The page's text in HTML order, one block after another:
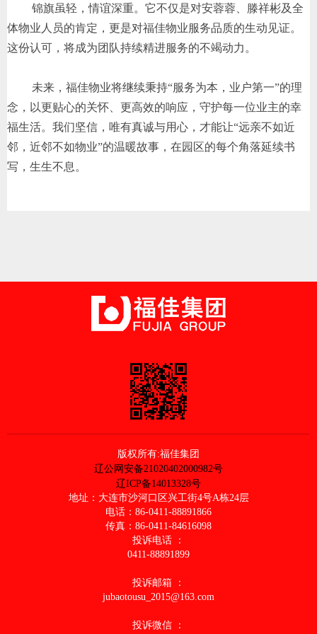
锦旗虽轻，情谊深重。它不仅是对安蓉蓉、滕祥彬及全
体物业人员的肯定，更是对福佳物业服务品质的生动见证。
这份认可，将成为团队持续精进服务的不竭动力。
未来，福佳物业将继续秉持“服务为本，业户第一”的理
念，以更贴心的关怀、更高效的响应，守护每一位业主的幸
福生活。我们坚信，唯有真诚与用心，才能让“远亲不如近
邻，近邻不如物业”的温暖故事，在园区的每个角落延续书
写，生生不息。
版权所有:福佳集团
辽公网安备21020402000982号
辽ICP备14013328号
地址：大连市沙河口区兴工街4号A栋24层
电话：86-0411-88891866
传真：86-0411-84616098
投诉电话 ：
0411-88891899
投诉邮箱 ：
jubaotousu_2015@163.com
投诉微信 ：